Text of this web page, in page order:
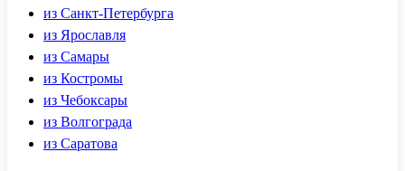
из Санкт-Петербурга
из Ярославля
из Самары
из Костромы
из Чебоксары
из Волгограда
из Саратова